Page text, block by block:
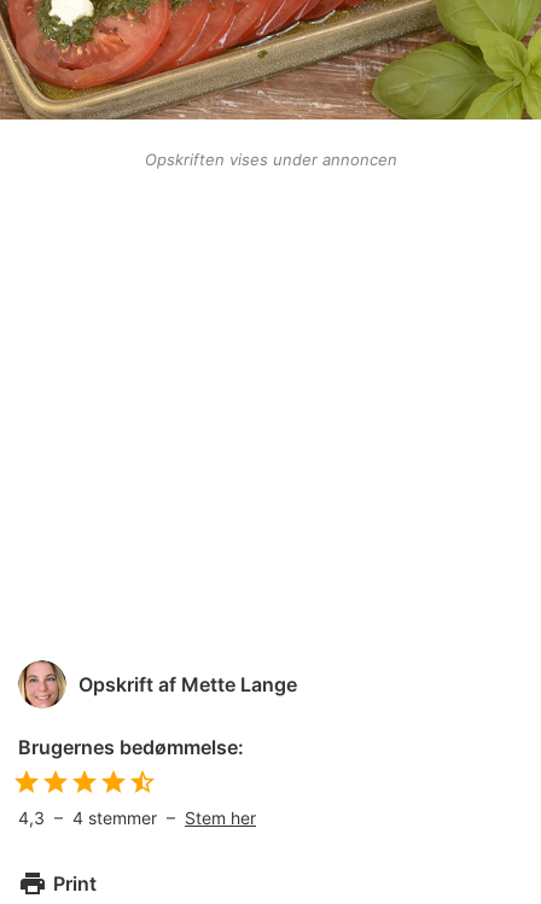
Opskriften vises under annoncen
Opskrift af Mette Lange
Brugernes bedømmelse:
4,3 – 4 stemmer – Stem her
Print